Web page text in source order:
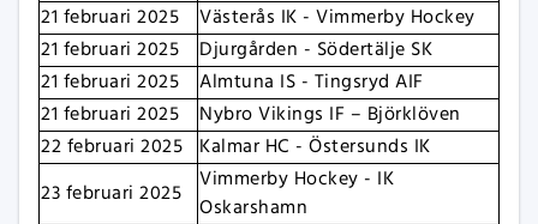
21 februari 2025
Västerås IK - Vimmerby Hockey
21 februari 2025
Djurgården - Södertälje SK
21 februari 2025
Almtuna IS - Tingsryd AIF
21 februari 2025
Nybro Vikings IF – Björklöven
22 februari 2025
Kalmar HC - Östersunds IK
23 februari 2025
Vimmerby Hockey - IK
Oskarshamn